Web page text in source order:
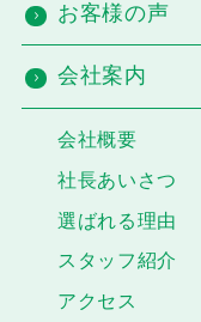
お客様の声
会社案内
会社概要
社長あいさつ
選ばれる理由
スタッフ紹介
アクセス